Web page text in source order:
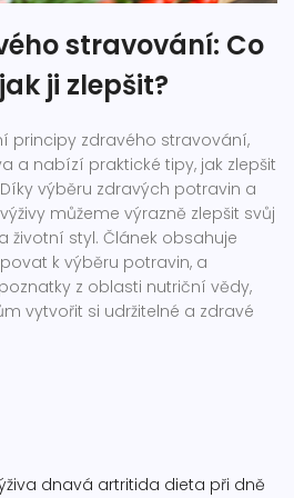
stravování: Co
ji zlepšit?
principy zdravého stravování,
a nabízí praktické tipy, jak zlepšit
výběru zdravých potravin a
můžeme výrazně zlepšit svůj
životní styl. Článek obsahuje
k výběru potravin, a
z oblasti nutriční vědy,
vytvořit si udržitelné a zdravé
dnavá artritida dieta při dně